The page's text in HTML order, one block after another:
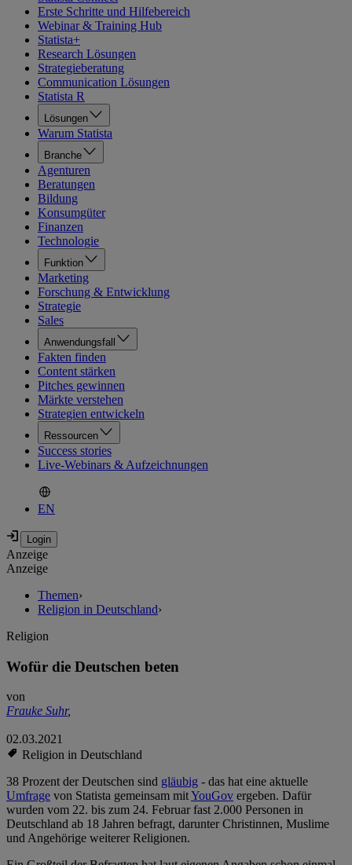
Erste Schritte und Hilfebereich
Webinar & Training Hub
Statista+
Research Lösungen
Strategieberatung
Communication Lösungen
Statista R
Lösungen
Warum Statista
Branche
Agenturen
Beratungen
Bildung
Konsumgüter
Finanzen
Technologie
Funktion
Marketing
Forschung & Entwicklung
Strategie
Sales
Anwendungsfall
Fakten finden
Content stärken
Pitches gewinnen
Märkte verstehen
Strategien entwickeln
Ressourcen
Success stories
Live-Webinars & Aufzeichnungen
EN
Anzeige
Anzeige
Themen›
Religion in Deutschland›
Religion
Wofür die Deutschen beten
von
Frauke Suhr,
02.03.2021
Religion in Deutschland
38 Prozent der Deutschen sind gläubig - das hat eine aktuelle
Umfrage von Statista gemeinsam mitYouGov ergeben. Dafür
wurden vom 22. bis zum 24. Februar fast 2.000 Personen in
Deutschland ab 18 Jahren befragt, darunter Christinnen, Muslime
und Angehörige weiterer Religionen.